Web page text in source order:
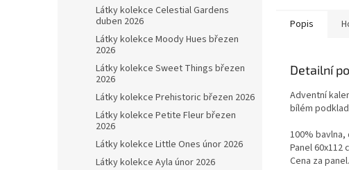
Látky kolekce Celestial Gardens
duben 2026
Látky kolekce Moody Hues březen
2026
Látky kolekce Sweet Things březen
2026
Látky kolekce Prehistoric březen 2026
Látky kolekce Petite Fleur březen
2026
Látky kolekce Little Ones únor 2026
Látky kolekce Ayla únor 2026
Popis
Detailní
Adventní
bílém
100% bavlna,
Panel 60x112
Cena za panel.